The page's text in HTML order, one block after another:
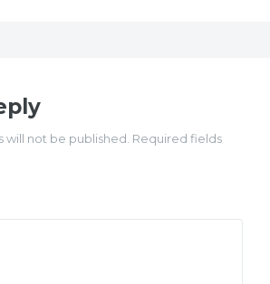
will not be published. Required fields